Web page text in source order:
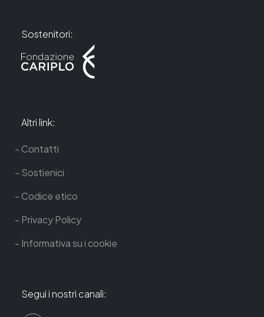
Sostenitori:
Altri link:
Contatti
Sostienici
Codice etico
Privacy Policy
Informativa su i cookie
Segui i nostri canali: